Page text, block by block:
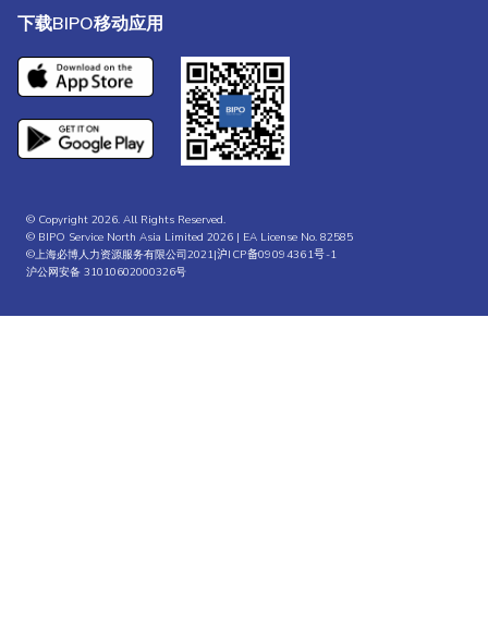
下载BIPO移动应用
© Copyright 2026. All Rights Reserved.
© BIPO Service North Asia Limited 2026 | EA License No. 82585
©上海必博人力资源服务有限公司2021|沪ICP备09094361号-1
沪公网安备 31010602000326号